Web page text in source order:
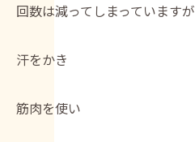
回数は減ってしまっていますが
汗をかき
筋肉を使い